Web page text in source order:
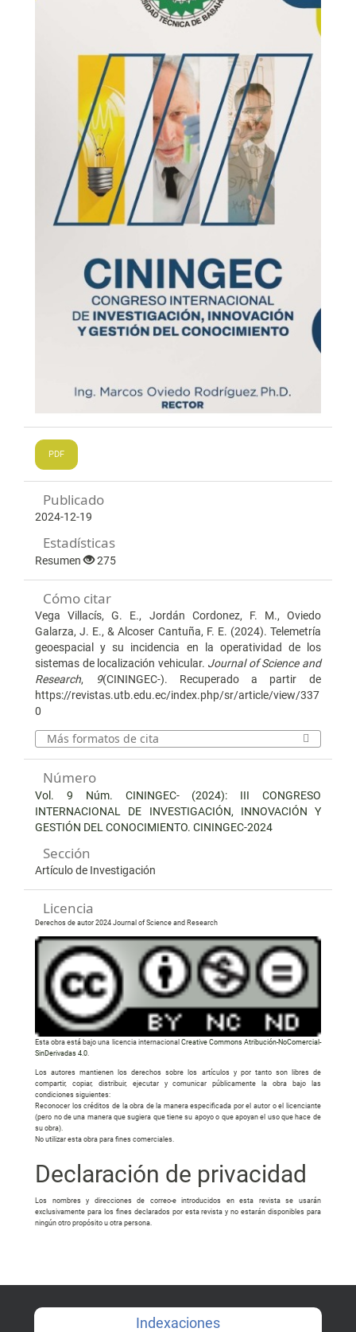
PDF
Publicado
2024-12-19
Estadísticas
Resumen 275
Cómo citar
Vega Villacís, G. E., Jordán Cordonez, F. M., Oviedo
Galarza, J. E., & Alcoser Cantuña, F. E. (2024). Telemetría
geoespacial y su incidencia en la operatividad de los
sistemas de localización vehicular. Journal of Science and
Research, 9(CININGEC-). Recuperado a partir de
https://revistas.utb.edu.ec/index.php/sr/article/view/337
0
Más formatos de cita
Número
Vol. 9 Núm. CININGEC- (2024): III CONGRESO
INTERNACIONAL DE INVESTIGACIÓN, INNOVACIÓN Y
GESTIÓN DEL CONOCIMIENTO. CININGEC-2024
Sección
Artículo de Investigación
Licencia
Derechos de autor 2024 Journal of Science and Research
Esta obra está bajo una licencia internacionalCreative Commons Atribución-NoComercial-
SinDerivadas 4.0.
Los autores mantienen los derechos sobre los artículos y por tanto son libres de
compartir, copiar, distribuir, ejecutar y comunicar públicamente la obra bajo las
condiciones siguientes:
Reconocer los créditos de la obra de la manera especificada por el autor o el licenciante
(pero no de una manera que sugiera que tiene su apoyo o que apoyan el uso que hace de
su obra).
No utilizar esta obra para fines comerciales.
Declaración de privacidad
Los nombres y direcciones de correo-e introducidos en esta revista se usarán
exclusivamente para los fines declarados por esta revista y no estarán disponibles para
ningún otro propósito u otra persona.
Indexaciones